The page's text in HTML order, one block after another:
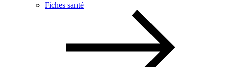
Fiches santé